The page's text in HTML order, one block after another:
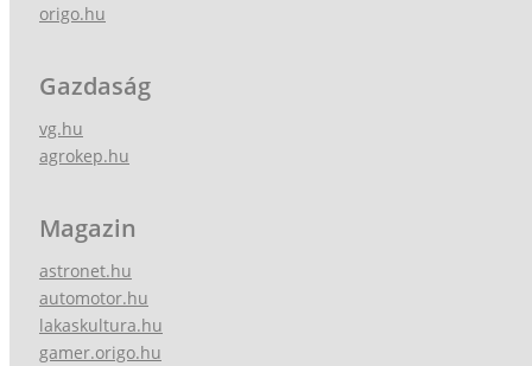
origo.hu
Gazdaság
vg.hu
agrokep.hu
Magazin
astronet.hu
automotor.hu
lakaskultura.hu
gamer.origo.hu